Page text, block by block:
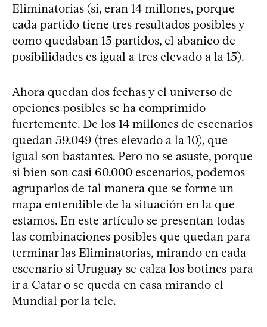
Eliminatorias (sí, eran 14 millones, porque
cada partido tiene tres resultados posibles y
como quedaban 15 partidos, el abanico de
posibilidades es igual a tres elevado a la 15).
Ahora quedan dos fechas y el universo de
opciones posibles se ha comprimido
fuertemente. De los 14 millones de escenarios
quedan 59.049 (tres elevado a la 10), que
igual son bastantes. Pero no se asuste, porque
si bien son casi 60.000 escenarios, podemos
agruparlos de tal manera que se forme un
mapa entendible de la situación en la que
estamos. En este artículo se presentan todas
las combinaciones posibles que quedan para
terminar las Eliminatorias, mirando en cada
escenario si Uruguay se calza los botines para
ir a Catar o se queda en casa mirando el
Mundial por la tele.